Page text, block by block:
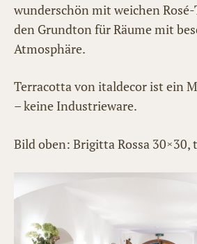
wunderschön mit weichen Rosé-
den Grundton für Räume mit
Atmosphäre.
Terracotta von italdecor ist ein
– keine Industrieware.
Bild oben: Brigitta Rossa 30×30,